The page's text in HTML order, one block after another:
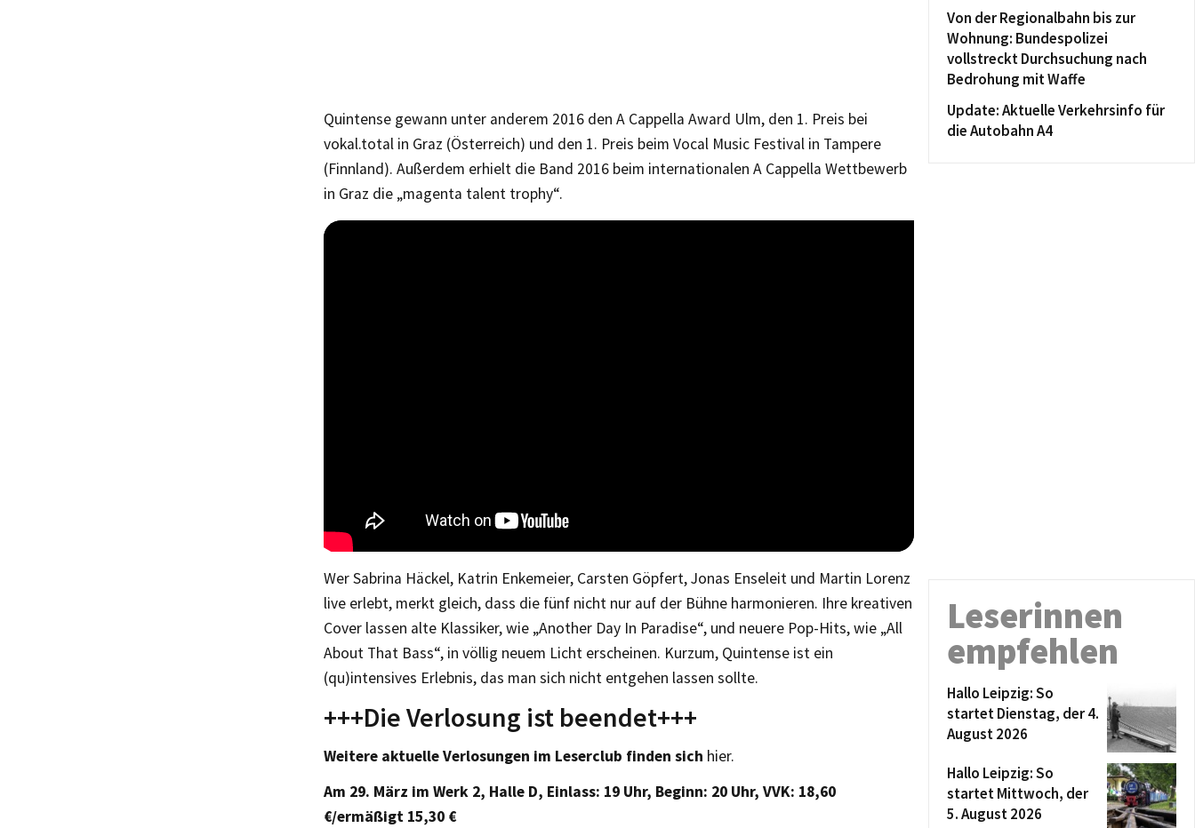
Quintense gewann unter anderem 2016 den A Cappella Award Ulm, den 1. Preis bei
vokal.total in Graz (Österreich) und den 1. Preis beim Vocal Music Festival in Tampere
(Finnland). Außerdem erhielt die Band 2016 beim internationalen A Cappella Wettbewerb
in Graz die „magenta talent trophy“.
Wer Sabrina Häckel, Katrin Enkemeier, Carsten Göpfert, Jonas Enseleit und Martin Lorenz
live erlebt, merkt gleich, dass die fünf nicht nur auf der Bühne harmonieren. Ihre kreativen
Cover lassen alte Klassiker, wie „Another Day In Paradise“, und neuere Pop-Hits, wie „All
About That Bass“, in völlig neuem Licht erscheinen. Kurzum, Quintense ist ein
(qu)intensives Erlebnis, das man sich nicht entgehen lassen sollte.
+++Die Verlosung ist beendet+++
Weitere aktuelle Verlosungen im Leserclub finden sich hier.
Am 29. März im Werk 2, Halle D, Einlass: 19 Uhr, Beginn: 20 Uhr, VVK: 18,60
€/ermäßigt 15,30 €
Von der Regionalbahn bis zur
Wohnung: Bundespolizei
vollstreckt Durchsuchung nach
Bedrohung mit Waffe
Update: Aktuelle Verkehrsinfo für
die Autobahn A4
Leserinnen
empfehlen
Hallo Leipzig: So
startet Dienstag, der 4.
August 2026
Hallo Leipzig: So
startet Mittwoch, der
5. August 2026